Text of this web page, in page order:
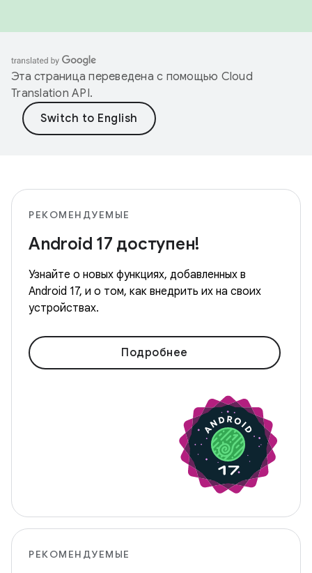
Эта страница переведена с помощью Cloud
Translation API.
РЕКОМЕНДУЕМЫЕ
Android 17 доступен!
Узнайте о новых функциях, добавленных в
Android 17, и о том, как внедрить их на своих
устройствах.
Подробнее
РЕКОМЕНДУЕМЫЕ